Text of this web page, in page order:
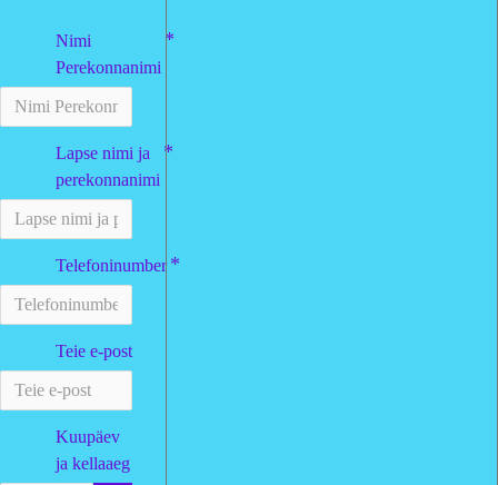
Nimi
Perekonnanimi
Lapse nimi ja
perekonnanimi
Telefoninumber
Teie e-post
Kuupäev
ja kellaaeg